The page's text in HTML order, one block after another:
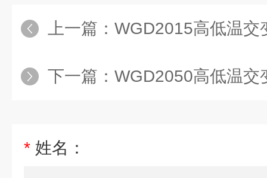
上一篇： WGD2015高低温交变试
下一篇： WGD2050高低温交变试
* 姓名：